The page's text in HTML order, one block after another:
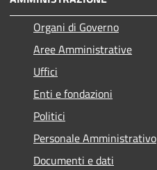
Organi di Governo
Aree Amministrative
Uffici
Enti e fondazioni
Politici
Personale Amministrativo
Documenti e dati